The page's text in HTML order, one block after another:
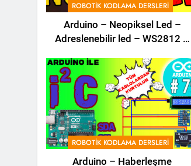
ROBOTIK KODLAMA DERSLERI
Arduino – Neopiksel Led –
Adreslenebilir led – WS2812 –
ROBOTIK KODLAMA DERSLERI
Arduino – Haberleşme